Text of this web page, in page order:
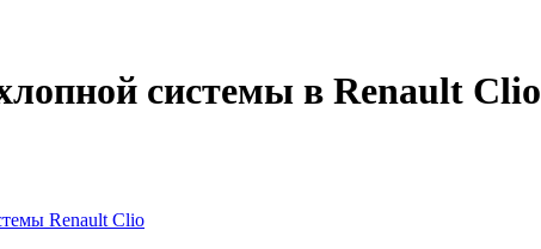
системы в Renault Clio
Renault Clio